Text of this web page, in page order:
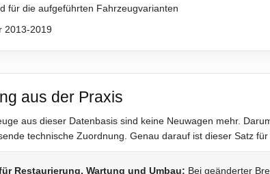
für die aufgeführten Fahrzeugvarianten
2013-2019
aus der Praxis
aus dieser Datenbasis sind keine Neuwagen mehr.
technische Zuordnung. Genau darauf ist dieser Satz für
Restaurierung, Wartung und Umbau: Bei geänderter